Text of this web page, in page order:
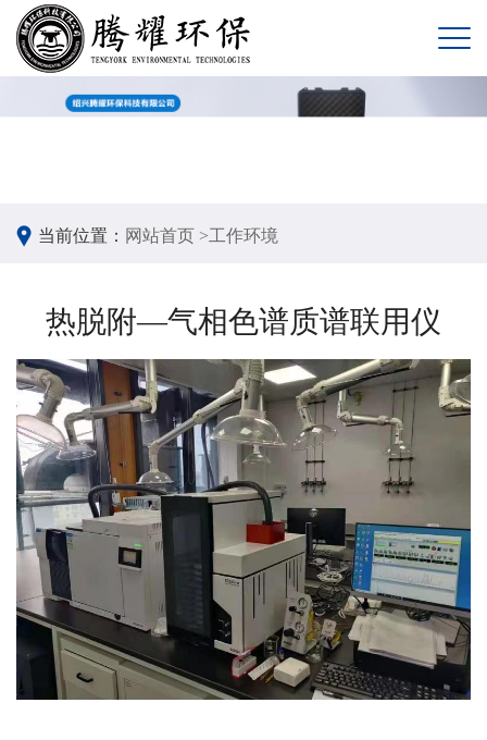
当前位置： 网站首页 >工作环境
热脱附—气相色谱质谱联用仪